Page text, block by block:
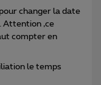
changer la date
Attention ,ce
compter en
le temps